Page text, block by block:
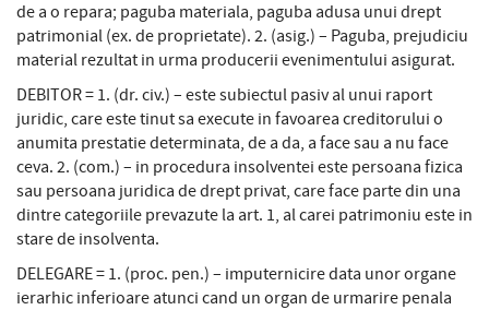
de a o repara; paguba materiala, paguba adusa unui drept
patrimonial (ex. de proprietate). 2. (asig.) – Paguba, prejudiciu
material rezultat in urma producerii evenimentului asigurat.
DEBITOR = 1. (dr. civ.) – este subiectul pasiv al unui raport
juridic, care este tinut sa execute in favoarea creditorului o
anumita prestatie determinata, de a da, a face sau a nu face
ceva. 2. (com.) – in procedura insolventei este persoana fizica
sau persoana juridica de drept privat, care face parte din una
dintre categoriile prevazute la art. 1, al carei patrimoniu este in
stare de insolventa.
DELEGARE = 1. (proc. pen.) – imputernicire data unor organe
ierarhic inferioare atunci cand un organ de urmarire penala